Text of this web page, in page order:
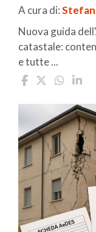
A cura di:
Nuova guida
catastale:
e tutte ...